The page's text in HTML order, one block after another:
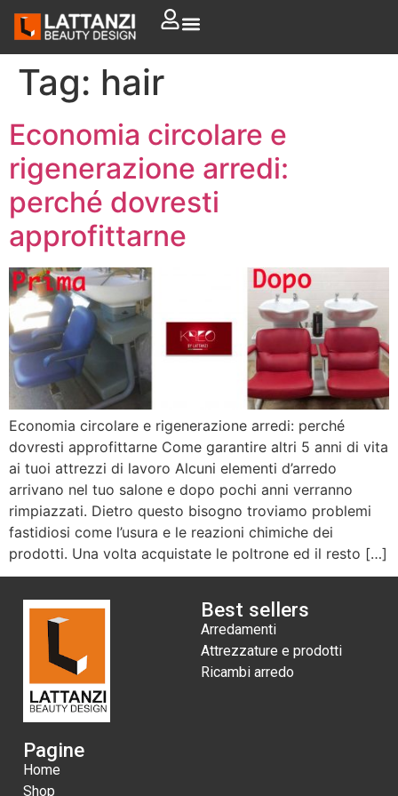
Tag: hair
Economia circolare e
rigenerazione arredi:
perché dovresti
approfittarne
Economia circolare e rigenerazione arredi: perché
dovresti approfittarne Come garantire altri 5 anni di vita
ai tuoi attrezzi di lavoro Alcuni elementi d’arredo
arrivano nel tuo salone e dopo pochi anni verranno
rimpiazzati. Dietro questo bisogno troviamo problemi
fastidiosi come l’usura e le reazioni chimiche dei
prodotti. Una volta acquistate le poltrone ed il resto […]
Best sellers
Arredamenti
Attrezzature e prodotti
Ricambi arredo
Pagine
Home
Shop